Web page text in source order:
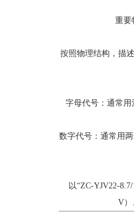
重要
按照物理结构，描
字母代号：通常
数字代号：通常用
以“ZC-YJV22-
V）